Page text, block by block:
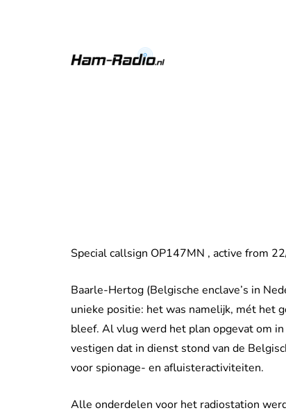
Special callsign OP147MN , active from
Baarle-Hertog (Belgische enclave’s in
unieke positie: het was namelijk, mét het
bleef. Al vlug werd het plan opgevat om
vestigen dat in dienst stond van de
voor spionage- en afluisteractiviteiten.
Alle onderdelen voor het radiostation